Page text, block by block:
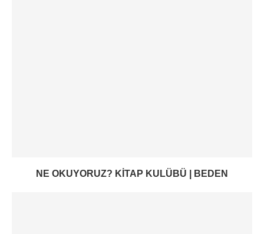
NE OKUYORUZ? KITAP KULÜBÜ | BEDEN